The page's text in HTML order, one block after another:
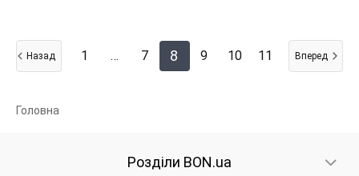
Назад 1 … 7 8 9 10 11 Вперед
Головна
Розділи BON.ua